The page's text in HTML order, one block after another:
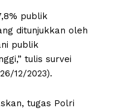
publik
ditunjukkan oleh
publik
tulis survei
12/2023).
tugas Polri